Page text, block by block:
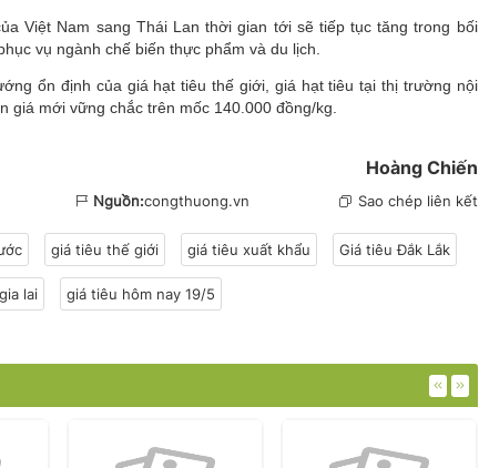
Việt Nam sang Thái Lan thời gian tới sẽ tiếp tục tăng trong bối
vụ ngành chế biến thực phẩm và du lịch.
ổn định của giá hạt tiêu thế giới, giá hạt tiêu tại thị trường nội
giá mới vững chắc trên mốc 140.000 đồng/kg.
Hoàng Chiến
Nguồn:congthuong.vn Sao chép liên kết
giá tiêu thế giới giá tiêu xuất khẩu Giá tiêu Đắk Lắk
lai giá tiêu hôm nay 19/5